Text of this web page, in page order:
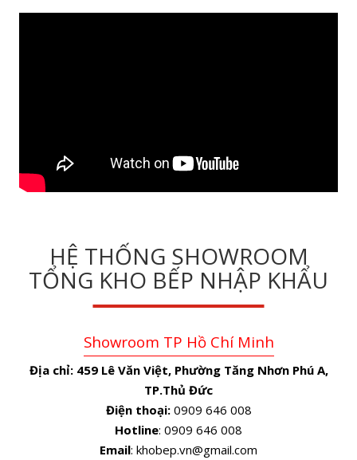
HỆ THỐNG SHOWROOM
TỔNG KHO BẾP NHẬP KHẨU
Showroom TP Hồ Chí Minh
Địa chỉ: 459 Lê Văn Việt, Phường Tăng Nhơn Phú A,
TP.Thủ Đức
Điện thoại:0909 646 008
Hotline: 0909 646 008
Email: khobep.vn@gmail.com